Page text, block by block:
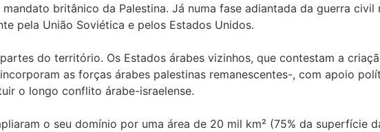
britânico da Palestina. Já numa fase adiantada da guerra civil
pela União Soviética e pelos Estados Unidos.
do território. Os Estados árabes vizinhos, que contestam a
as forças árabes palestinas remanescentes-, com apoio
o longo conflito árabe-israelense.
o seu domínio por uma área de 20 mil km² (75% da superfície